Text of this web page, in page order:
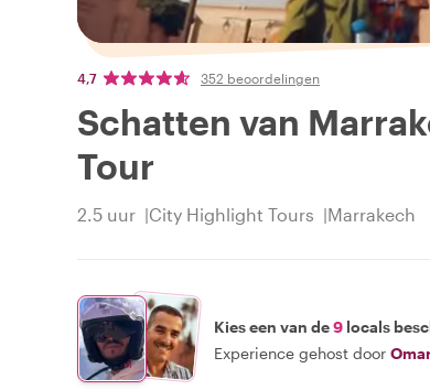
4,7 352 beoordelingen
Schatten van
Tour
2.5 uur City Highlight Tours Marrakech
Kies een van de9 locals
Experience gehost door